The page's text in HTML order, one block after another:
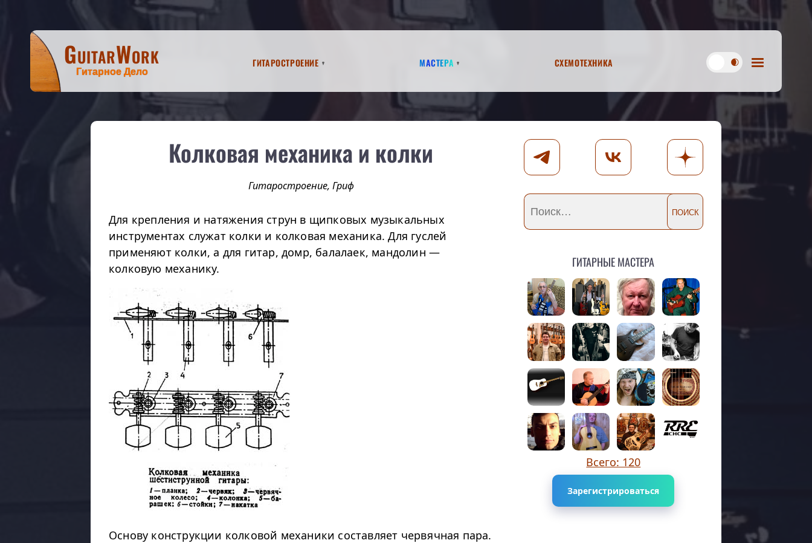
GuitarWork
Гитарное Дело
Гитаростроение Мастера Схемотехника
Колковая механика и колки
Гитаростроение, Гриф
Для крепления и натяжения струн в щипковых музыкальных
инструментах служат колки и колковая механика. Для гуслей
применяют колки, а для гитар, домр, балалаек, мандолин —
колковую механику.
Основу конструкции колковой механики составляет червячная пара.
Гитарные мастера
Всего: 120
Зарегистрироваться